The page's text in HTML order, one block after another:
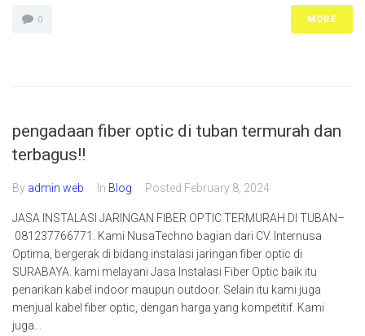
0 MORE
pengadaan fiber optic di tuban termurah dan
terbagus!!
By admin web In Blog Posted February 8, 2024
JASA INSTALASI JARINGAN FIBER OPTIC TERMURAH DI TUBAN–
081237766771. Kami NusaTechno bagian dari CV. Internusa
Optima, bergerak di bidang instalasi jaringan fiber optic di
SURABAYA. kami melayani Jasa Instalasi Fiber Optic baik itu
penarikan kabel indoor maupun outdoor. Selain itu kami juga
menjual kabel fiber optic, dengan harga yang kompetitif. Kami
juga...